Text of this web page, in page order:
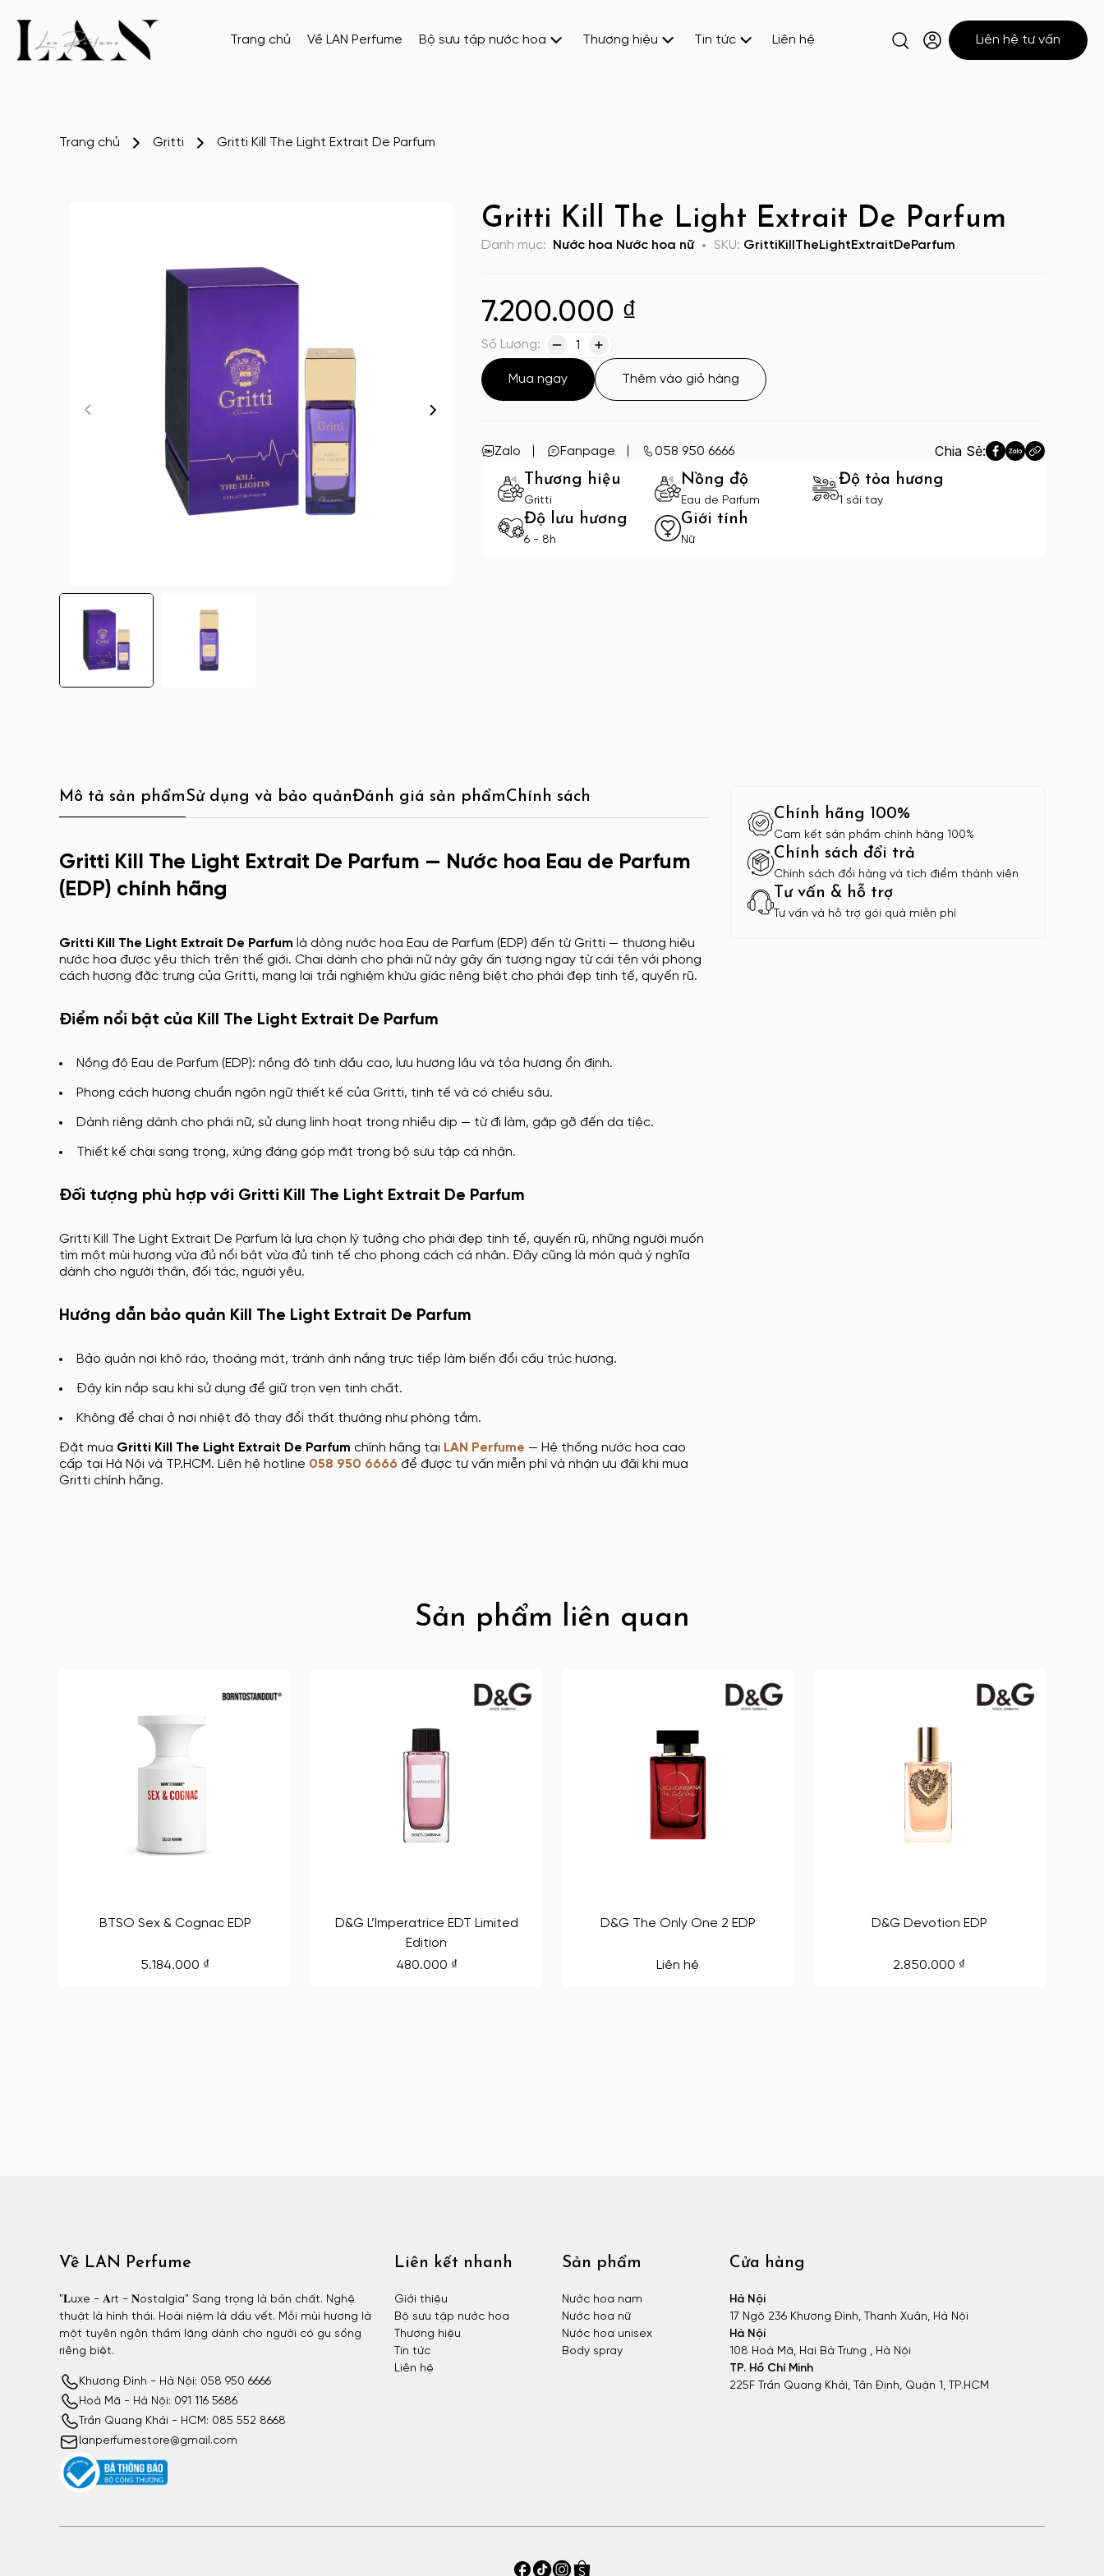
Trang chủ Về LAN Perfume Bộ sưu tập nước hoa Thương hiệu Tin tức Liên hệ Liên hệ tư vấn
Trang chủ Gritti Gritti Kill The Light Extrait De Parfum
Gritti Kill The Light Extrait De Parfum
Danh mục: Nước hoa Nước hoa nữ SKU: GrittiKillTheLightExtraitDeParfum
7.200.000 ₫
Số Lượng: 1
Mua ngay Thêm vào giỏ hàng
Zalo Fanpage 058 950 6666
Chia Sẻ:
Thương hiệu
Gritti
Nồng độ
Eau de Parfum
Độ tỏa hương
1 sải tay
Độ lưu hương
6 - 8h
Giới tính
Nữ
Mô tả sản phẩmSử dụng và bảo quảnĐánh giá sản phẩmChính sách
Gritti Kill The Light Extrait De Parfum — Nước hoa Eau de Parfum
(EDP) chính hãng
Gritti Kill The Light Extrait De Parfum là dòng nước hoa Eau de Parfum (EDP) đến từ Gritti — thương hiệu
nước hoa được yêu thích trên thế giới. Chai dành cho phái nữ này gây ấn tượng ngay từ cái tên với phong
cách hương đặc trưng của Gritti, mang lại trải nghiệm khứu giác riêng biệt cho phái đẹp tinh tế, quyến rũ.
Điểm nổi bật của Kill The Light Extrait De Parfum
Nồng độ Eau de Parfum (EDP): nồng độ tinh dầu cao, lưu hương lâu và tỏa hương ổn định.
Phong cách hương chuẩn ngôn ngữ thiết kế của Gritti, tinh tế và có chiều sâu.
Dành riêng dành cho phái nữ, sử dụng linh hoạt trong nhiều dịp — từ đi làm, gặp gỡ đến dạ tiệc.
Thiết kế chai sang trọng, xứng đáng góp mặt trong bộ sưu tập cá nhân.
Đối tượng phù hợp với Gritti Kill The Light Extrait De Parfum
Gritti Kill The Light Extrait De Parfum là lựa chọn lý tưởng cho phái đẹp tinh tế, quyến rũ, những người muốn
tìm một mùi hương vừa đủ nổi bật vừa đủ tinh tế cho phong cách cá nhân. Đây cũng là món quà ý nghĩa
dành cho người thân, đối tác, người yêu.
Hướng dẫn bảo quản Kill The Light Extrait De Parfum
Bảo quản nơi khô ráo, thoáng mát, tránh ánh nắng trực tiếp làm biến đổi cấu trúc hương.
Đậy kín nắp sau khi sử dụng để giữ trọn vẹn tinh chất.
Không để chai ở nơi nhiệt độ thay đổi thất thường như phòng tắm.
Đặt mua Gritti Kill The Light Extrait De Parfum chính hãng tại LAN Perfume — Hệ thống nước hoa cao
cấp tại Hà Nội và TP.HCM. Liên hệ hotline 058 950 6666 để được tư vấn miễn phí và nhận ưu đãi khi mua
Gritti chính hãng.
Chính hãng 100%
Cam kết sản phẩm chính hãng 100%
Chính sách đổi trả
Chính sách đổi hàng và tích điểm thành viên
Tư vấn & hỗ trợ
Tư vấn và hỗ trợ gói quà miễn phí
Sản phẩm liên quan
BTSO Sex & Cognac EDP
5.184.000 ₫
D&G L’Imperatrice EDT Limited
Edition
480.000 ₫
D&G The Only One 2 EDP
Liên hệ
D&G Devotion EDP
2.850.000 ₫
Về LAN Perfume
"𝐋uxe - 𝐀rt - 𝐍ostalgia" Sang trọng là bản chất. Nghệ
thuật là hình thái. Hoài niệm là dấu vết. Mỗi mùi hương là
một tuyên ngôn thầm lặng dành cho người có gu sống
riêng biệt.
Khương Đình - Hà Nội: 058 950 6666
Hoà Mã - Hà Nội: 091 116 5686
Trần Quang Khải - HCM: 085 552 8668
lanperfumestore@gmail.com
Liên kết nhanh
Giới thiệu
Bộ sưu tập nước hoa
Thương hiệu
Tin tức
Liên hệ
Sản phẩm
Nước hoa nam
Nước hoa nữ
Nước hoa unisex
Body spray
Cửa hàng
Hà Nội
17 Ngõ 236 Khương Đình, Thanh Xuân, Hà Nội
Hà Nội
108 Hoà Mã, Hai Bà Trưng , Hà Nội
TP. Hồ Chí Minh
225F Trần Quang Khải, Tân Định, Quận 1, TP.HCM